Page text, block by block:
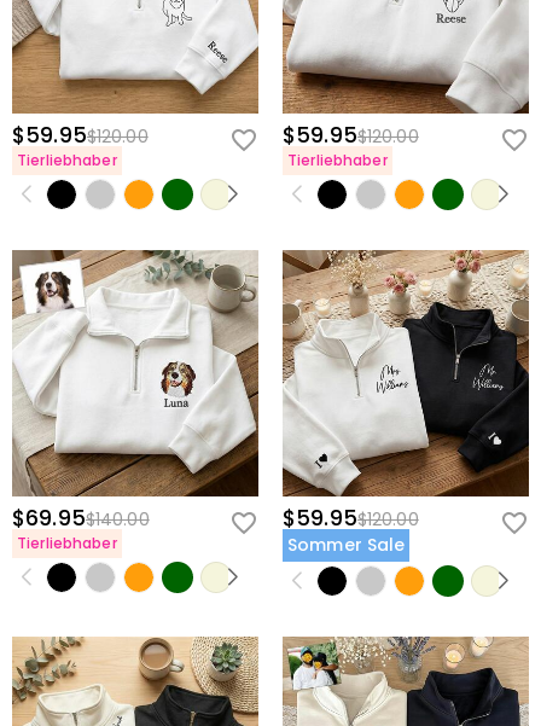
$59.95$120.00
Tierliebhaber
$59.95$120.00
Tierliebhaber
$69.95$140.00
Tierliebhaber
$59.95$120.00
Sommer Sale